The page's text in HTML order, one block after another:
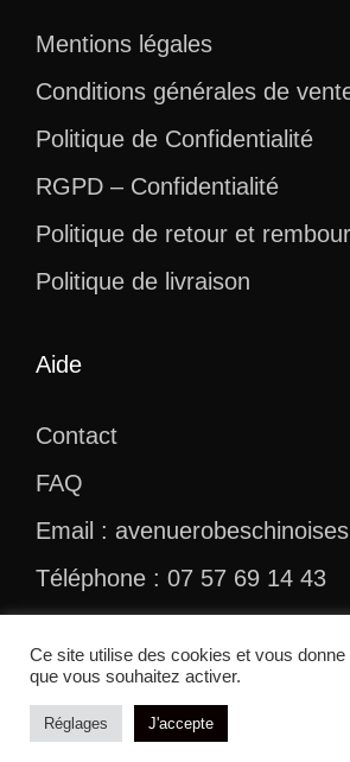
Mentions légales
Conditions générales de
Politique de Confidentialité
RGPD – Confidentialité
Politique de retour et
Politique de livraison
Aide
Contact
FAQ
Email :
Téléphone : 07 57 69 14 43
© 2026 Avenue Robes
Ce site utilise des cookies et vous
que vous souhaitez activer.
Réglages J'accepte